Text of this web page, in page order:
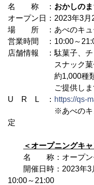
名 称 ： おかしの
オープン日：2023年3月
場 所 ：あべのキュ
営業時間 ：10:00～
店舗情報 ：駄菓子、
スナック菓子な
約1,000種類をリ
ご提供します
U R L ： https://qs-
※あべのキューズ
定
＜オープニングキ
名 称：オープン
開催日時：2023年3
10:00～21:00